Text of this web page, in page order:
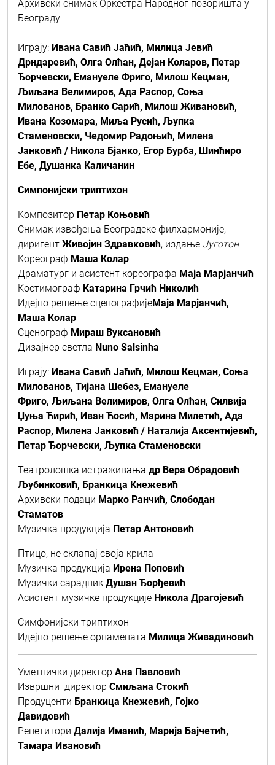
Архивски снимак Оркестра Народног позоришта у
Београду
Играју: Ивана Савић Јаћић, Милица Јевић
Дрндаревић, Олга Олћан, Дејан Коларов, Петар
Ђорчевски, Емануеле Фриго, Милош Кецман,
Љиљана Велимиров, Ада Распор, Соња
Милованов, Бранко Сарић, Милош Живановић,
Ивана Козомара, Миља Русић, Љупка
Стаменовски, Чедомир Радоњић, Милена
Јанковић / Никола Бјанко, Егор Бурба, Шинћиро
Ебе, Душанка Каличанин
Симпонијски триптихон
Композитор Петар Коњовић
Снимак извођења Београдске филхармоније,
диригент Живојин Здравковић, издање Југотон
Кореограф Маша Колар
Драматург и асистент кореографа Маја Марјанчић
Костимограф Катарина Грчић Николић
Идејно решење сценографијеМаја Марјанчић,
Маша Колар
Сценограф Мираш Вуксановић
Дизајнер светла Nuno Salsinha
Играју: Ивана Савић Јаћић, Милош Кецман, Соња
Милованов, Тијана Шебез, Емануеле
Фриго, Љиљана Велимиров, Олга Олћан, Силвија
Џуња Ћирић, Иван Ћосић, Марина Милетић, Ада
Распор, Милена Јанковић / Наталија Аксентијевић,
Петар Ђорчевски, Љупка Стаменовски
Театролошка истраживања др Вера Обрадовић
Љубинковић, Бранкица Кнежевић
Архивски подаци Марко Ранчић, Слободан
Стаматов
Музичка продукција Петар Антоновић
Птицо, не склапај своја крила
Музичка продукција Ирена Поповић
Музички сарадник Душан Ђорђевић
Асистент музичке продукције Никола Драгојевић
Симфонијски триптихон
Идејно решење орнамената Милица Живадиновић
Уметнички директор Ана Павловић
Извршни директор Смиљана Стокић
Продуценти Бранкица Кнежевић, Гојко
Давидовић
Репетитори Далија Иманић, Марија Бајчетић,
Тамара Ивановић